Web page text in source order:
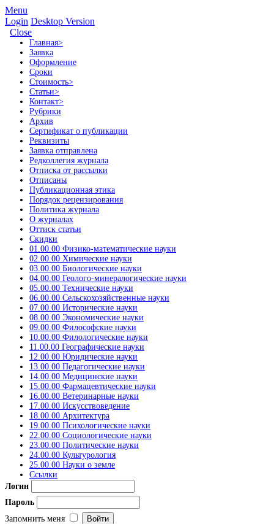
Menu
Login Desktop Version
Close
Главная>
Заявка
Оформление
Сроки
Стоимость>
Статьи>
Контакт>
Рубрики
Архив
Сертификат о публикации
Реквизиты
Заявка отправлена
Редколлегия журнала
Отписка от рассылки
Отписаны
Публикационная этика
Порядок рецензирования
Политика журнала
О журналах
Оттиск статьи
Скидки
01.00.00 Физико-математические науки
02.00.00 Химические науки
03.00.00 Биологические науки
04.00.00 Геолого-минералогические науки
05.00.00 Технические науки
06.00.00 Сельскохозяйственные науки
07.00.00 Исторические науки
08.00.00 Экономические науки
09.00.00 Философские науки
10.00.00 Филологические науки
11.00.00 Географические науки
12.00.00 Юридические науки
13.00.00 Педагогические науки
14.00.00 Медицинские науки
15.00.00 Фармацевтические науки
16.00.00 Ветеринарные науки
17.00.00 Искусствоведение
18.00.00 Архитектура
19.00.00 Психологические науки
22.00.00 Социологические науки
23.00.00 Политические науки
24.00.00 Культурология
25.00.00 Науки о земле
Ссылки
Логин
Пароль
Запомнить меня